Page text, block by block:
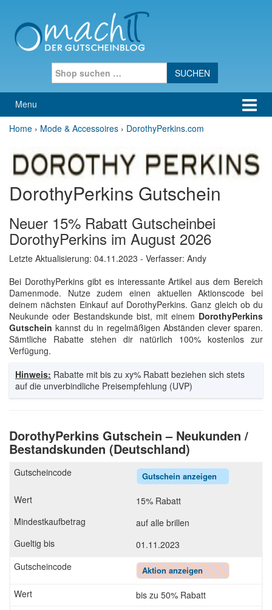
Menu
Home › Mode & Accessoires › DorothyPerkins.com
DorothyPerkins Gutschein
Neuer 15% Rabatt Gutscheinbei
DorothyPerkins im August 2026
Letzte Aktualisierung: 04.11.2023 - Verfasser: Andy
Bei DorothyPerkins gibt es interessante Artikel aus dem Bereich
Damenmode. Nutze zudem einen aktuellen Aktionscode bei
deinem nächsten Einkauf auf DorothyPerkins. Ganz gleich ob du
Neukunde oder Bestandskunde bist, mit einem DorothyPerkins
Gutschein kannst du in regelmäßigen Abständen clever sparen.
Sämtliche Rabatte stehen dir natürlich 100% kostenlos zur
Verfügung.
Hinweis: Rabatte mit bis zu xy% Rabatt beziehen sich stets
auf die unverbindliche Preisempfehlung (UVP)
DorothyPerkins Gutschein – Neukunden /
Bestandskunden (Deutschland)
Gutschein anzeigen
15% Rabatt
auf alle brillen
01.11.2023
Aktion anzeigen
bis zu 50% Rabatt